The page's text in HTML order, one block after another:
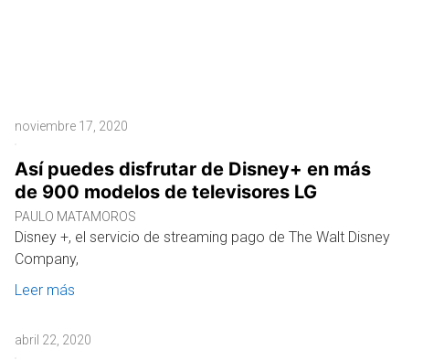
noviembre 17, 2020
Así puedes disfrutar de Disney+ en más
de 900 modelos de televisores LG
PAULO MATAMOROS
Disney +, el servicio de streaming pago de The Walt Disney
Company,
Leer más
abril 22, 2020